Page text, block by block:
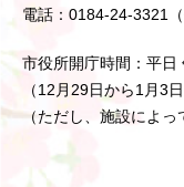
電話：0184-24-3321（
市役所開庁時間：平
（12月29日から1月3日
（ただし、施設によっ